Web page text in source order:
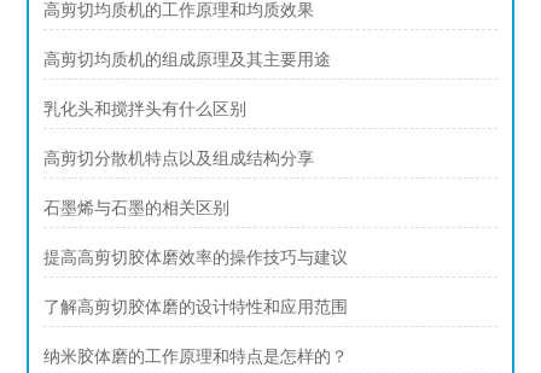
高剪切均质机的工作原理和均质效果
高剪切均质机的组成原理及其主要用途
乳化头和搅拌头有什么区别
高剪切分散机特点以及组成结构分享
石墨烯与石墨的相关区别
提高高剪切胶体磨效率的操作技巧与建议
了解高剪切胶体磨的设计特性和应用范围
纳米胶体磨的工作原理和特点是怎样的？